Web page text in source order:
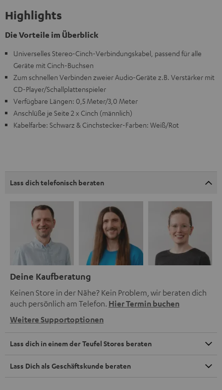
Highlights
Die Vorteile im Überblick
Universelles Stereo-Cinch-Verbindungskabel, passend für alle
Geräte mit Cinch-Buchsen
Zum schnellen Verbinden zweier Audio-Geräte z.B. Verstärker mit
CD-Player/Schallplattenspieler
Verfügbare Längen: 0,5 Meter/3,0 Meter
Anschlüße je Seite 2 x Cinch (männlich)
Kabelfarbe: Schwarz & Cinchstecker-Farben: Weiß/Rot
Lass dich telefonisch beraten
Deine Kaufberatung
Keinen Store in der Nähe? Kein Problem, wir beraten dich
auch persönlich am Telefon. Hier Termin buchen
Weitere Supportoptionen
Lass dich in einem der Teufel Stores beraten
Lass Dich als Geschäftskunde beraten